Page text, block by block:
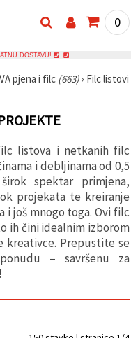
0
DOSTAVU!
pjena i filc (663)› Filc listovi
listova i netkanih filc
i debljinama od 0,5
spektar primjena,
projekata te kreiranje
još mnogo toga. Ovi filc
ih čini idealnim izborom
kreativce. Prepustite se
– savršenu za